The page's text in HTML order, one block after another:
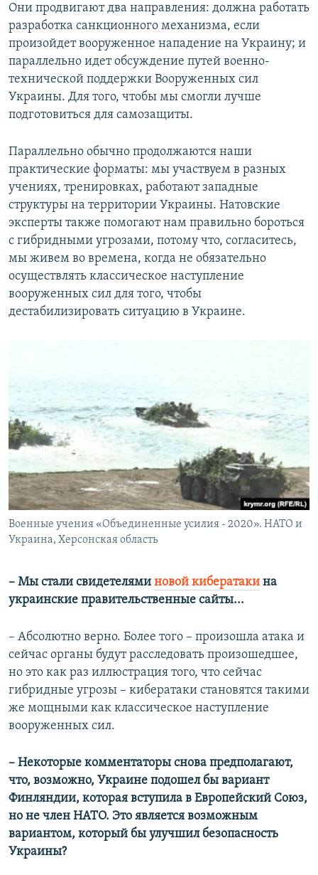
Они продвигают два направления: должна работать
разработка санкционного механизма, если
произойдет вооруженное нападение на Украину; и
параллельно идет обсуждение путей военно-
технической поддержки Вооруженных сил
Украины. Для того, чтобы мы смогли лучше
подготовиться для самозащиты.
Параллельно обычно продолжаются наши
практические форматы: мы участвуем в разных
учениях, тренировках, работают западные
структуры на территории Украины. Натовские
эксперты также помогают нам правильно бороться
с гибридными угрозами, потому что, согласитесь,
мы живем во времена, когда не обязательно
осуществлять классическое наступление
вооруженных сил для того, чтобы
дестабилизировать ситуацию в Украине.
Военные учения «Объединенные усилия - 2020». НАТО и
Украина, Херсонская область
– Мы стали свидетелями новой кибератаки на
украинские правительственные сайты...
– Абсолютно верно. Более того – произошла атака и
сейчас органы будут расследовать произошедшее,
но это как раз иллюстрация того, что сейчас
гибридные угрозы – кибератаки становятся такими
же мощными как классическое наступление
вооруженных сил.
– Некоторые комментаторы снова предполагают,
что, возможно, Украине подошел бы вариант
Финляндии, которая вступила в Европейский Союз,
но не член НАТО. Это является возможным
вариантом, который бы улучшил безопасность
Украины?